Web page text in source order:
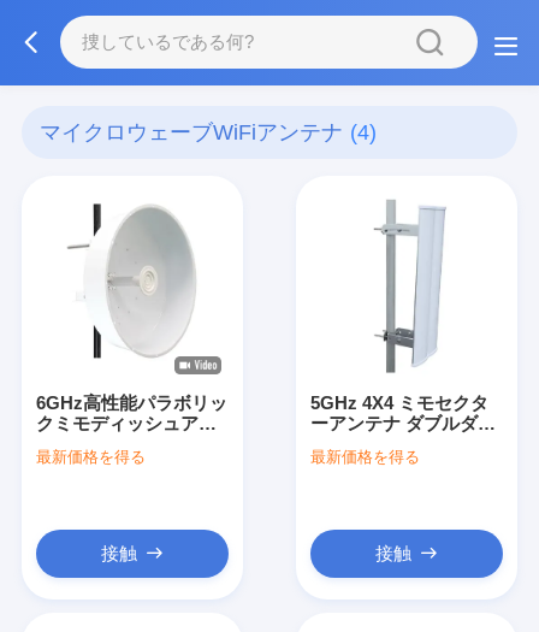
マイクロウェーブWiFiアンテナ (4)
6GHz高性能パラボリッ
クミモディッシュアン
ュアンテナ
最新価格を得る
接触
5GHz 4X4 ミモセクタ
ーアンテナ ダブルダブ
最新価格を得る
接触